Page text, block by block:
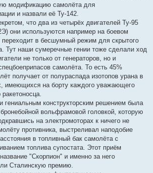
модификацию самолёта для
и назвали её Ту-142.
что два из четырёх двигателей Ту-95
они используются например на боевом
переходит в бесшумный режим для скрытого
Тут наши сумеречные гении тоже сделали ход
не только от генераторов, но и
самолёта. То есть 45%
получает от полураспада изотопов урана в
имеющихся на борту каждого уважающего
гениальным конструкторским решением была
вольфрамовой головкой, которую
на электромоторах к ничего не
противника, выстреливал наподобие
в топливный бак самолёта с
топлива супостата. Этот приём
"Скорпион" и именно за него
Сталинскую премию.